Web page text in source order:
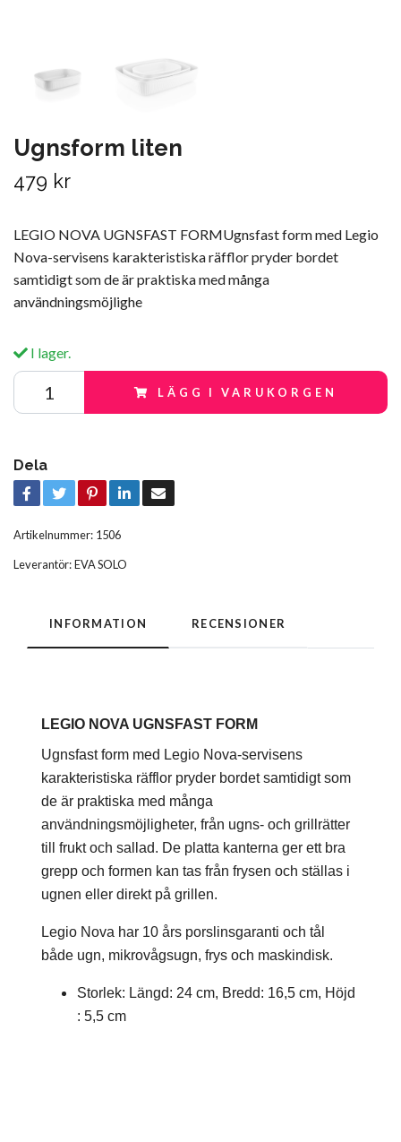
Ugnsform liten
479 kr
LEGIO NOVA UGNSFAST FORMUgnsfast form med Legio
Nova-servisens karakteristiska räfflor pryder bordet
samtidigt som de är praktiska med många
användningsmöjlighe
I lager.
LÄGG I VARUKORGEN
Dela
Artikelnummer: 1506
Leverantör:EVA SOLO
INFORMATION RECENSIONER
LEGIO NOVA UGNSFAST FORM
Ugnsfast form med Legio Nova-servisens
karakteristiska räfflor pryder bordet samtidigt som
de är praktiska med många
användningsmöjligheter, från ugns- och grillrätter
till frukt och sallad. De platta kanterna ger ett bra
grepp och formen kan tas från frysen och ställas i
ugnen eller direkt på grillen.
Legio Nova har 10 års porslinsgaranti och tål
både ugn, mikrovågsugn, frys och maskindisk.
Storlek: Längd: 24 cm, Bredd: 16,5 cm, Höjd
: 5,5 cm